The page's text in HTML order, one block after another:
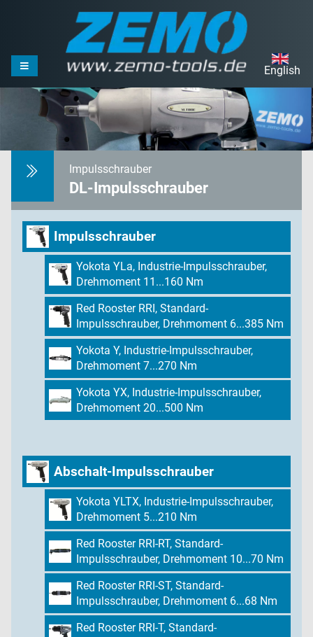
English
Impulsschrauber
DL-Impulsschrauber
Impulsschrauber
Yokota YLa, Industrie-Impulsschrauber,
Drehmoment 11...160 Nm
Red Rooster RRI, Standard-
Impulsschrauber, Drehmoment 6...385 Nm
Yokota Y, Industrie-Impulsschrauber,
Drehmoment 7...270 Nm
Yokota YX, Industrie-Impulsschrauber,
Drehmoment 20...500 Nm
Abschalt-Impulsschrauber
Yokota YLTX, Industrie-Impulsschrauber,
Drehmoment 5...210 Nm
Red Rooster RRI-RT, Standard-
Impulsschrauber, Drehmoment 10...70 Nm
Red Rooster RRI-ST, Standard-
Impulsschrauber, Drehmoment 6...68 Nm
Red Rooster RRI-T, Standard-